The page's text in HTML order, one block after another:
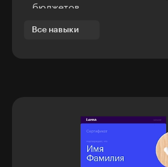
бюджетов
Управление рисками
Все навыки